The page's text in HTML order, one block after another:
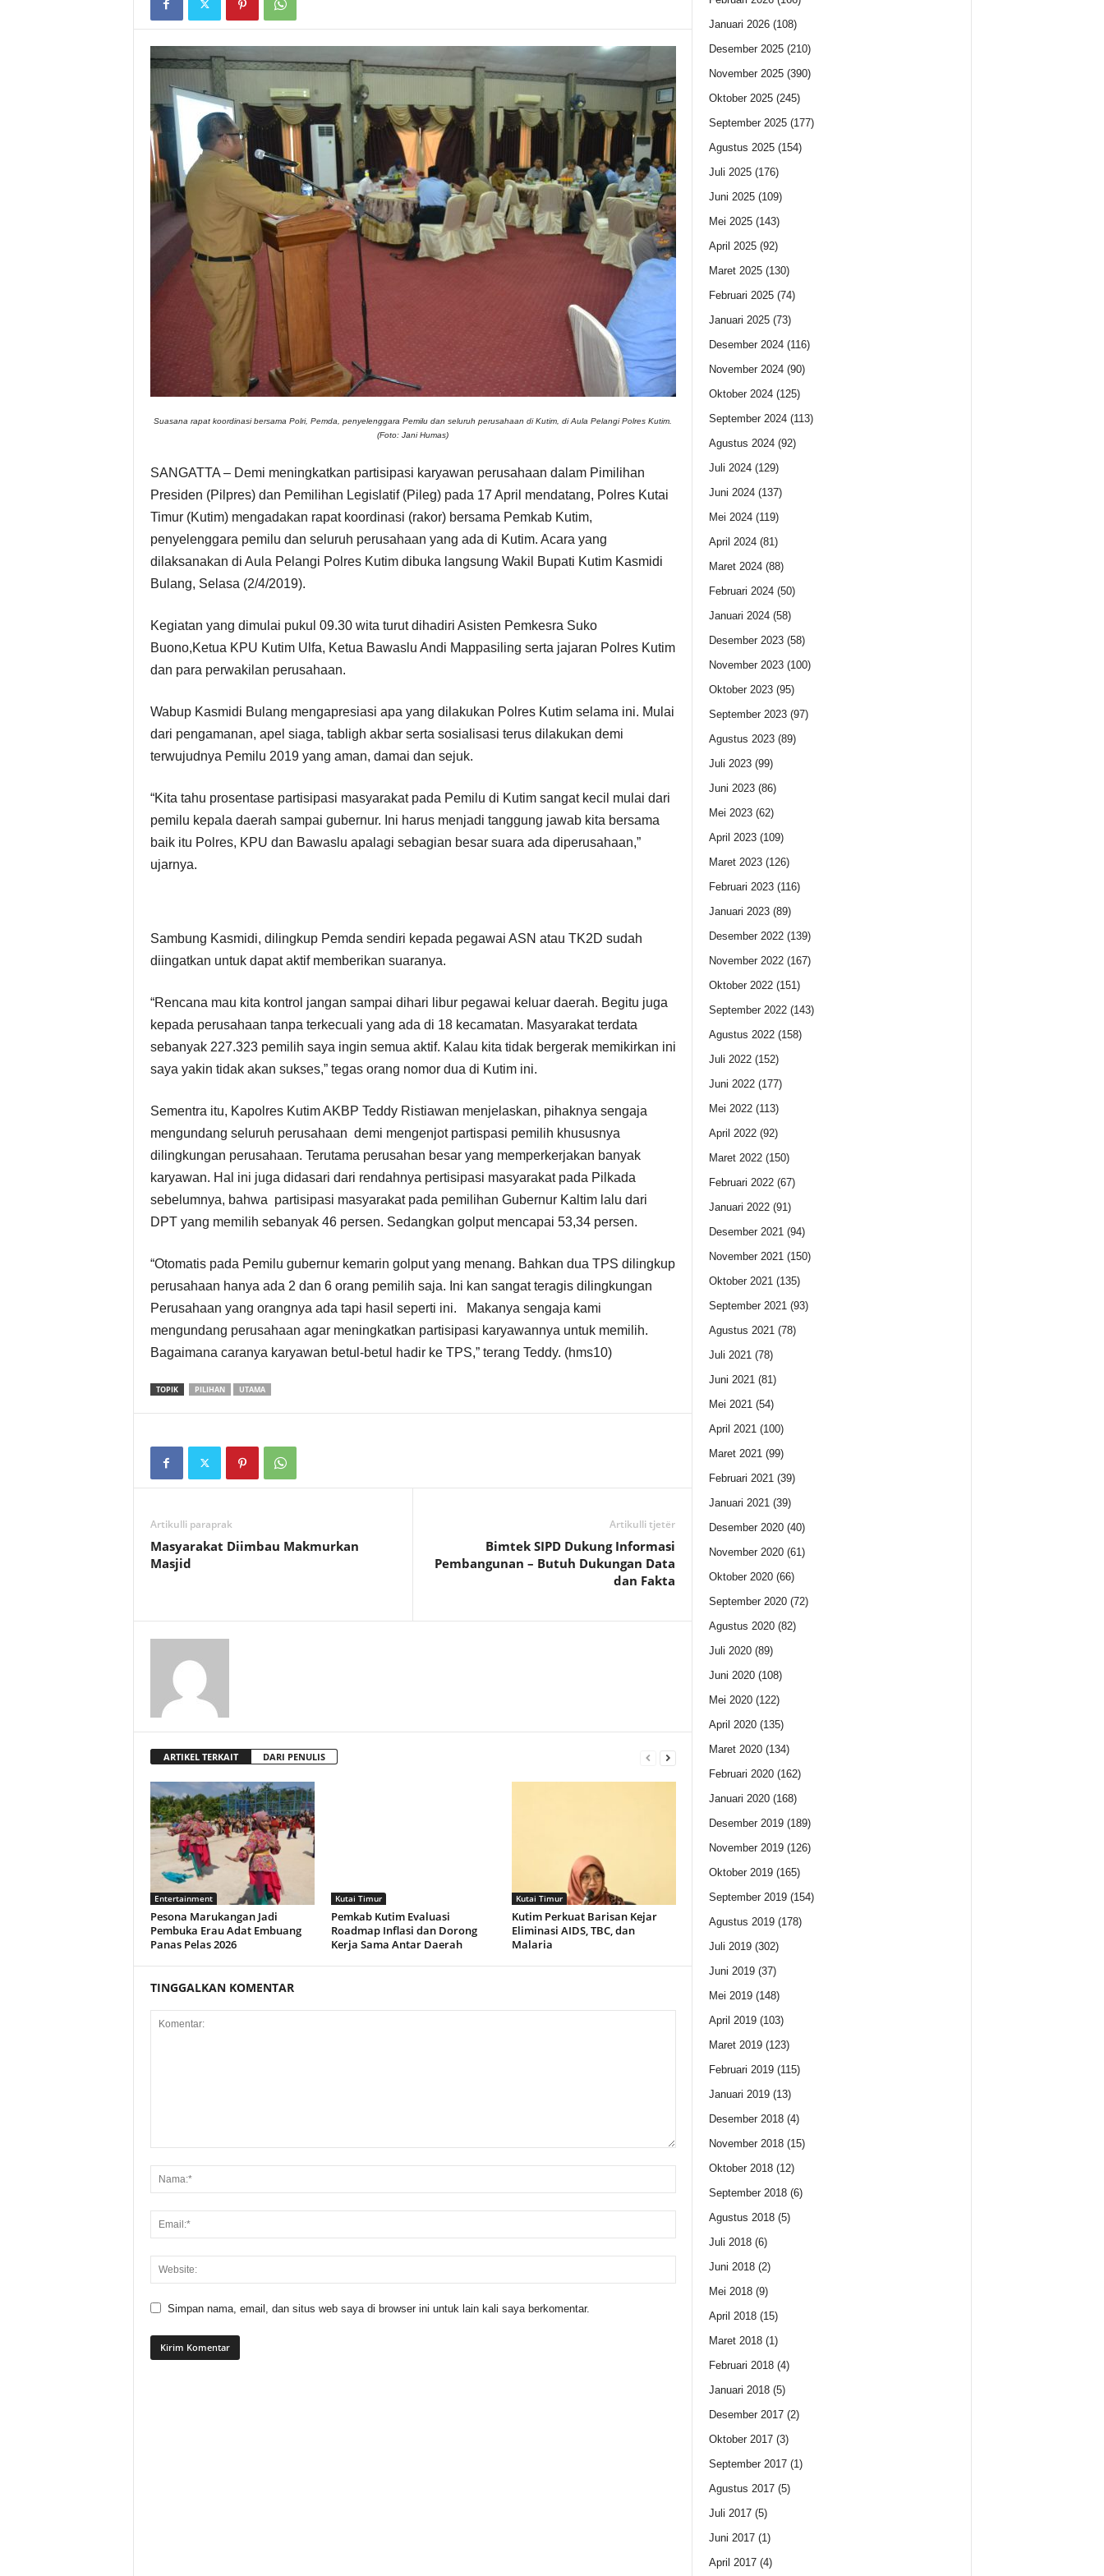
l
&
K
m
s
P
i
m
n
n
S
e
k
r
t
r
i
t
D
e
r
h
Suasana rapat koordinasi bersama Polri, Pemda, penyelenggara Pemilu dan seluruh perusahaan di Kutim, di Aula Pelangi Polres Kutim.
(Foto: Jani Humas)
SANGATTA – Demi meningkatkan partisipasi karyawan perusahaan dalam Pimilihan
Presiden (Pilpres) dan Pemilihan Legislatif (Pileg) pada 17 April mendatang, Polres Kutai
Timur (Kutim) mengadakan rapat koordinasi (rakor) bersama Pemkab Kutim,
penyelenggara pemilu dan seluruh perusahaan yang ada di Kutim. Acara yang
dilaksanakan di Aula Pelangi Polres Kutim dibuka langsung Wakil Bupati Kutim Kasmidi
Bulang, Selasa (2/4/2019).
Kegiatan yang dimulai pukul 09.30 wita turut dihadiri Asisten Pemkesra Suko
Buono,Ketua KPU Kutim Ulfa, Ketua Bawaslu Andi Mappasiling serta jajaran Polres Kutim
dan para perwakilan perusahaan.
Wabup Kasmidi Bulang mengapresiasi apa yang dilakukan Polres Kutim selama ini. Mulai
dari pengamanan, apel siaga, tabligh akbar serta sosialisasi terus dilakukan demi
terwujudnya Pemilu 2019 yang aman, damai dan sejuk.
“Kita tahu prosentase partisipasi masyarakat pada Pemilu di Kutim sangat kecil mulai dari
pemilu kepala daerah sampai gubernur. Ini harus menjadi tanggung jawab kita bersama
baik itu Polres, KPU dan Bawaslu apalagi sebagian besar suara ada diperusahaan,”
ujarnya.
Sambung Kasmidi, dilingkup Pemda sendiri kepada pegawai ASN atau TK2D sudah
diingatkan untuk dapat aktif memberikan suaranya.
“Rencana mau kita kontrol jangan sampai dihari libur pegawai keluar daerah. Begitu juga
kepada perusahaan tanpa terkecuali yang ada di 18 kecamatan. Masyarakat terdata
sebanyak 227.323 pemilih saya ingin semua aktif. Kalau kita tidak bergerak memikirkan ini
saya yakin tidak akan sukses,” tegas orang nomor dua di Kutim ini.
Sementra itu, Kapolres Kutim AKBP Teddy Ristiawan menjelaskan, pihaknya sengaja
mengundang seluruh perusahaan demi mengenjot partispasi pemilih khususnya
dilingkungan perusahaan. Terutama perusahan besar yang memperkerjakan banyak
karyawan. Hal ini juga didasari dari rendahnya pertisipasi masyarakat pada Pilkada
sebelumnya, bahwa partisipasi masyarakat pada pemilihan Gubernur Kaltim lalu dari
DPT yang memilih sebanyak 46 persen. Sedangkan golput mencapai 53,34 persen.
“Otomatis pada Pemilu gubernur kemarin golput yang menang. Bahkan dua TPS dilingkup
perusahaan hanya ada 2 dan 6 orang pemilih saja. Ini kan sangat teragis dilingkungan
Perusahaan yang orangnya ada tapi hasil seperti ini. Makanya sengaja kami
mengundang perusahaan agar meningkatkan partisipasi karyawannya untuk memilih.
Bagaimana caranya karyawan betul-betul hadir ke TPS,” terang Teddy. (hms10)
TOPIK PILIHAN UTAMA
Artikulli paraprak
Masyarakat Diimbau Makmurkan
Masjid
Artikulli tjetër
Bimtek SIPD Dukung Informasi
Pembangunan – Butuh Dukungan Data
dan Fakta
ARTIKEL TERKAIT DARI PENULIS
Entertainment
Pesona Marukangan Jadi
Pembuka Erau Adat Embuang
Panas Pelas 2026
Kutai Timur
Pemkab Kutim Evaluasi
Roadmap Inflasi dan Dorong
Kerja Sama Antar Daerah
Kutai Timur
Kutim Perkuat Barisan Kejar
Eliminasi AIDS, TBC, dan
Malaria
TINGGALKAN KOMENTAR
Simpan nama, email, dan situs web saya di browser ini untuk lain kali saya berkomentar.
Januari 2026(108)
Desember 2025(210)
November 2025(390)
Oktober 2025(245)
September 2025(177)
Agustus 2025(154)
Juli 2025(176)
Juni 2025(109)
Mei 2025(143)
April 2025(92)
Maret 2025(130)
Februari 2025(74)
Januari 2025(73)
Desember 2024(116)
November 2024(90)
Oktober 2024(125)
September 2024(113)
Agustus 2024(92)
Juli 2024(129)
Juni 2024(137)
Mei 2024(119)
April 2024(81)
Maret 2024(88)
Februari 2024(50)
Januari 2024(58)
Desember 2023(58)
November 2023(100)
Oktober 2023(95)
September 2023(97)
Agustus 2023(89)
Juli 2023(99)
Juni 2023(86)
Mei 2023(62)
April 2023(109)
Maret 2023(126)
Februari 2023(116)
Januari 2023(89)
Desember 2022(139)
November 2022(167)
Oktober 2022(151)
September 2022(143)
Agustus 2022(158)
Juli 2022(152)
Juni 2022(177)
Mei 2022(113)
April 2022(92)
Maret 2022(150)
Februari 2022(67)
Januari 2022(91)
Desember 2021 (94)
November 2021 (150)
Oktober 2021 (135)
September 2021 (93)
Agustus 2021 (78)
Juli 2021 (78)
Juni 2021 (81)
Mei 2021 (54)
April 2021 (100)
Maret 2021 (99)
Februari 2021 (39)
Januari 2021 (39)
Desember 2020(40)
November 2020(61)
Oktober 2020(66)
September 2020(72)
Agustus 2020(82)
Juli 2020(89)
Juni 2020(108)
Mei 2020(122)
April 2020(135)
Maret 2020(134)
Februari 2020(162)
Januari 2020(168)
Desember 2019(189)
November 2019(126)
Oktober 2019(165)
September 2019(154)
Agustus 2019(178)
Juli 2019(302)
Juni 2019(37)
Mei 2019(148)
April 2019(103)
Maret 2019(123)
Februari 2019(115)
Januari 2019(13)
Desember 2018(4)
November 2018(15)
Oktober 2018(12)
September 2018(6)
Agustus 2018(5)
Juli 2018(6)
Juni 2018(2)
Mei 2018(9)
April 2018(15)
Maret 2018(1)
Februari 2018(4)
Januari 2018(5)
Desember 2017(2)
Oktober 2017(3)
September 2017(1)
Agustus 2017(5)
Juli 2017(5)
Juni 2017(1)
April 2017(4)